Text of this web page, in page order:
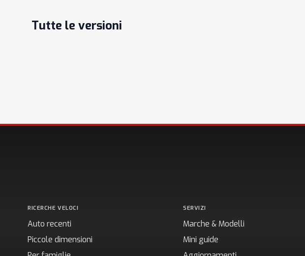
Tutte le versioni
RICERCHE VELOCI
Auto recenti
Piccole dimensioni
SERVIZI
Marche & Modelli
Mini guide